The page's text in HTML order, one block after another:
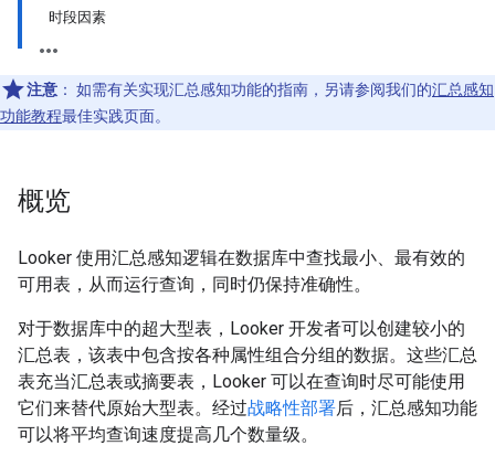
时段因素
注意 ： 如需有关实现汇总感知功能的指南，另请参阅我们的汇总感知
功能教程最佳实践页面。
概览
Looker 使用汇总感知逻辑在数据库中查找最小、最有效的
可用表，从而运行查询，同时仍保持准确性。
对于数据库中的超大型表，Looker 开发者可以创建较小的
汇总表，该表中包含按各种属性组合分组的数据。这些汇总
表充当汇总表或摘要表，Looker 可以在查询时尽可能使用
它们来替代原始大型表。经过战略性部署后，汇总感知功能
可以将平均查询速度提高几个数量级。